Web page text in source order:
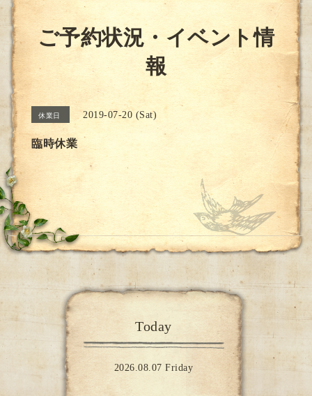
ご予約状況・イベント情
報
休業日 2019-07-20 (Sat)
臨時休業
Today
2026.08.07 Friday